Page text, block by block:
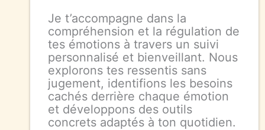
Je t’accompagne dans la
compréhension et la régulation de
tes émotions à travers un suivi
personnalisé et bienveillant. Nous
explorons tes ressentis sans
jugement, identifions les besoins
cachés derrière chaque émotion
et développons des outils
concrets adaptés à ton quotidien.